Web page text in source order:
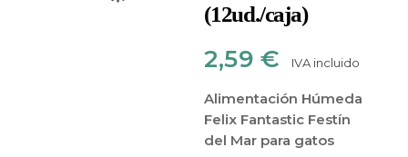
(12ud./caja)
2,59 € IVA incluido
Alimentación Húmeda
Felix Fantastic Festín
del Mar para gatos